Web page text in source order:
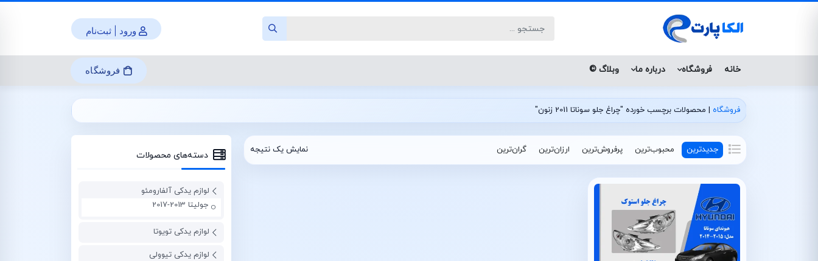
ورود | ثبت‌نام
خانه فروشگاه درباره ما وبلاگ © فروشگاه
فروشگاه | محصولات برچسب خورده "چراغ جلو سوناتا 2011 زنون"
جدیدترین محبوب‌ترین پرفروش‌ترین ارزان‌ترین گران‌ترین نمایش یک نتیجه دسته‌های محصولات
لوازم یدکی آلفارومئو
جولیتا 2013-2017
لوازم یدکی تویوتا
لوازم یدکی تیوولی